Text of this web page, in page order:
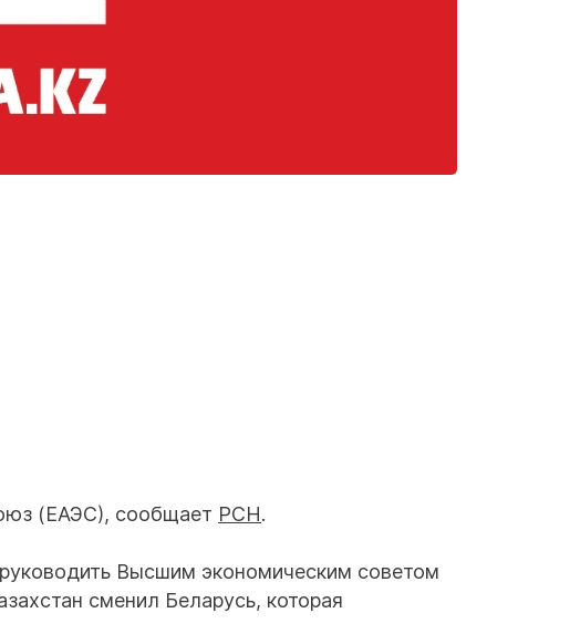
(ЕАЭС), сообщает РСН.
Высшим экономическим советом
сменил Беларусь, которая